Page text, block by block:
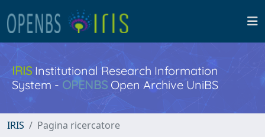
IRISInstitutional Research Information
System - OPENBS Open Archive UniBS
IRIS Pagina ricercatore